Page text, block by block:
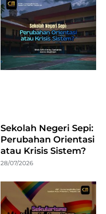
Sekolah Negeri Sepi:
Perubahan Orientasi
atau Krisis Sistem?
28/07/2026